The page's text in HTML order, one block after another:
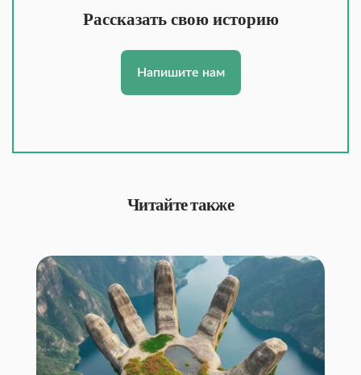
Рассказать свою историю
Напишите нам
Читайте также